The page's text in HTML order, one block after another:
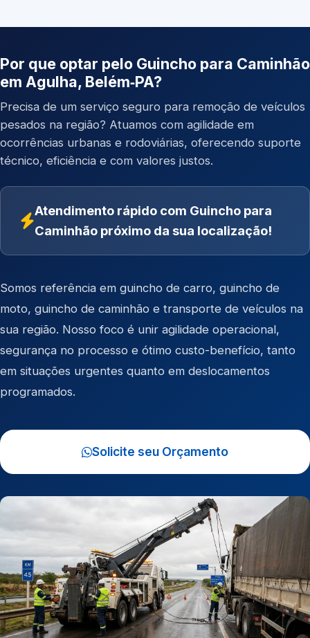
Por que optar pelo Guincho para Caminhão
em Agulha, Belém‑PA?
Precisa de um serviço seguro para remoção de veículos
pesados na região? Atuamos com agilidade em
ocorrências urbanas e rodoviárias, oferecendo suporte
técnico, eficiência e com valores justos.
Atendimento rápido com Guincho para
Caminhão próximo da sua localização!
Somos referência em guincho de carro, guincho de
moto, guincho de caminhão e transporte de veículos na
sua região. Nosso foco é unir agilidade operacional,
segurança no processo e ótimo custo-benefício, tanto
em situações urgentes quanto em deslocamentos
programados.
Solicite seu Orçamento